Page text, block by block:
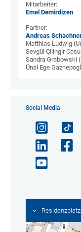
Mitarbeiter:
Emel Demirdizen
Partner:
Andreas
Matthias Ludwig
Sevgül Çilingir
Sandra Grabowski
Ünal Ege
Social Media